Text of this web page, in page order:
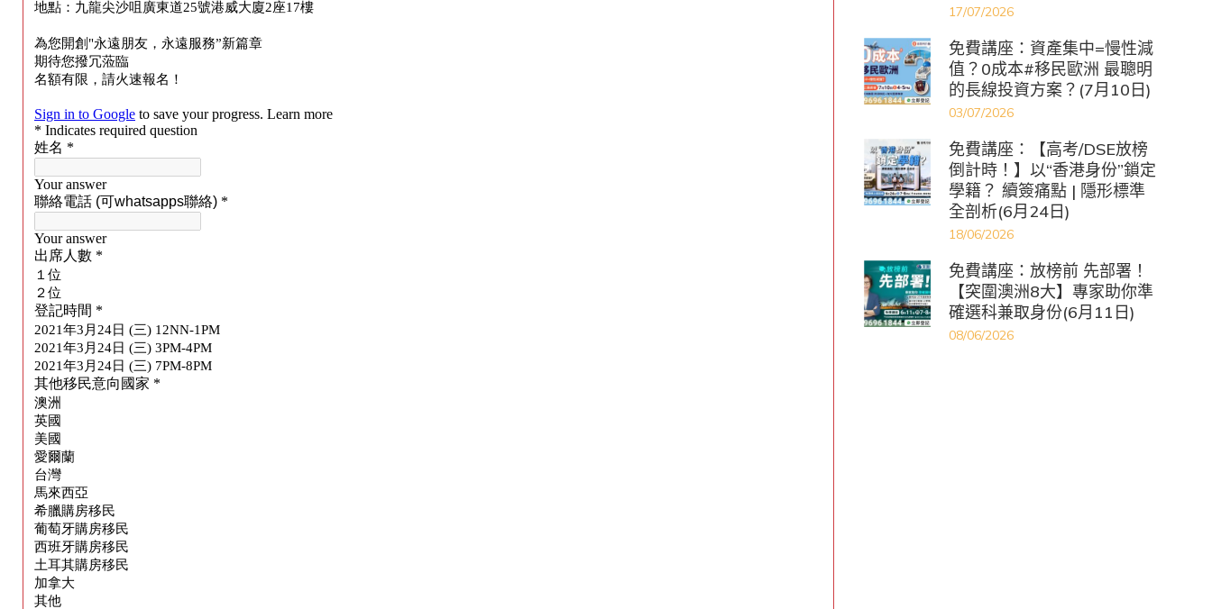
17/07/2026
免費講座：資產集中=慢性減
值？0成本#移民歐洲 最聰明
的長線投資方案？(7月10日)
03/07/2026
免費講座：【高考/DSE放榜
倒計時！】以“香港身份”鎖定
學籍？ 續簽痛點 | 隱形標準
全剖析(6月24日)
18/06/2026
免費講座：放榜前 先部署！
【突圍澳洲8大】專家助你準
確選科兼取身份(6月11日)
08/06/2026